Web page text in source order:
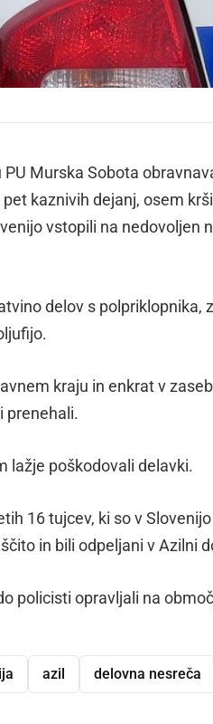
PU Murska Sobota
kaznivih dejanj, osem
vstopili na nedovoljen
delov s polpriklopnika,
kraju in enkrat v
prenehali.
lažje poškodovali delavki.
16 tujcev, ki so v
in bili odpeljani v Azilni
policisti opravljali na
azil delovna nesreča